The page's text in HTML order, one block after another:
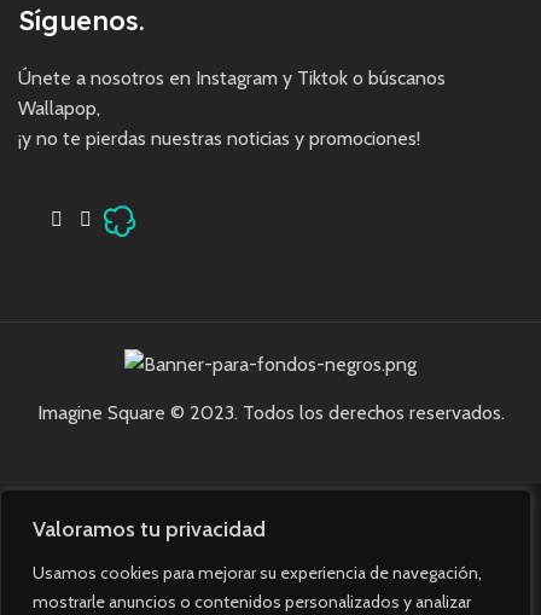
Valoramos tu privacidad
Usamos cookies para mejorar su experiencia de navegación,
mostrarle anuncios o contenidos personalizados y analizar
Síguenos.
Únete a nosotros en Instagram y Tiktok o búscanos
Wallapop,
¡y no te pierdas nuestras noticias y promociones!
Imagine Square © 2023. Todos los derechos reservados.